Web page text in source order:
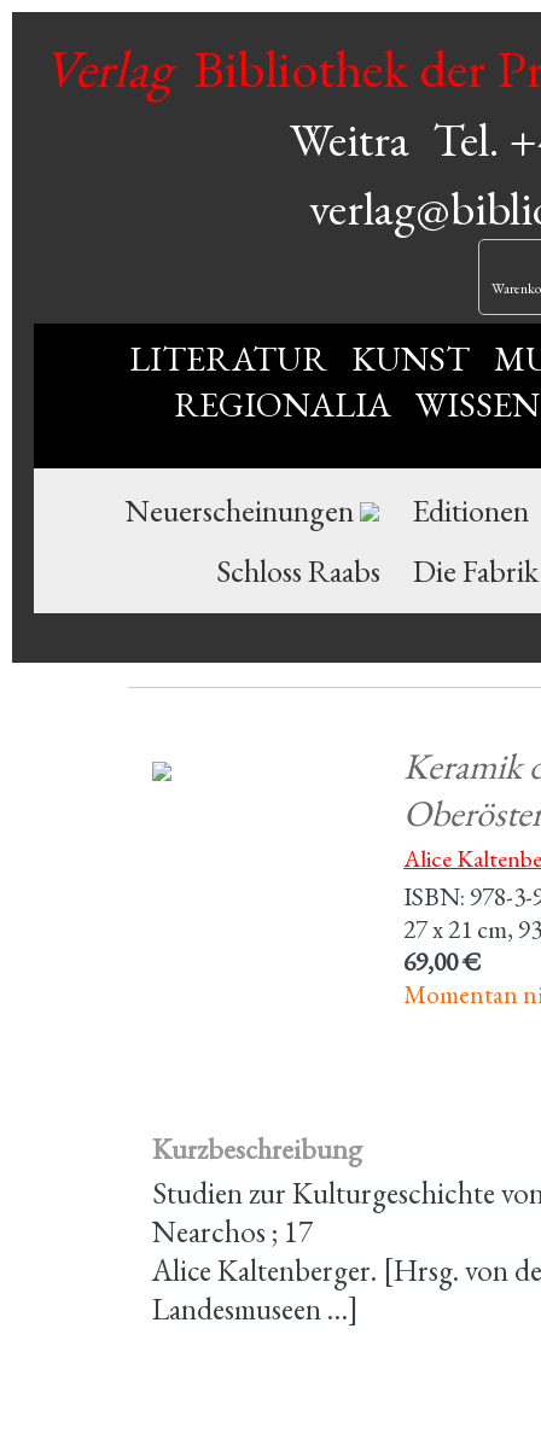
VerlagBibliothek der
Weitra Tel.
LITERATUR KUNST
REGIONALIA
Neuerscheinungen
Editionen
Schloss Raabs
Die Fabrik
Keramik
Alice
ISBN: 978-3-
27 x 21 cm,
69,00 €
Momentan
Kurzbeschreibung
Studien zur Kulturgeschichte
Nearchos ; 17
Alice Kaltenberger. [Hrsg. von
Landesmuseen …]